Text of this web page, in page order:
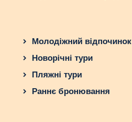
Молодіжний відпочинок
Новорічні тури
Пляжні тури
Раннє бронювання